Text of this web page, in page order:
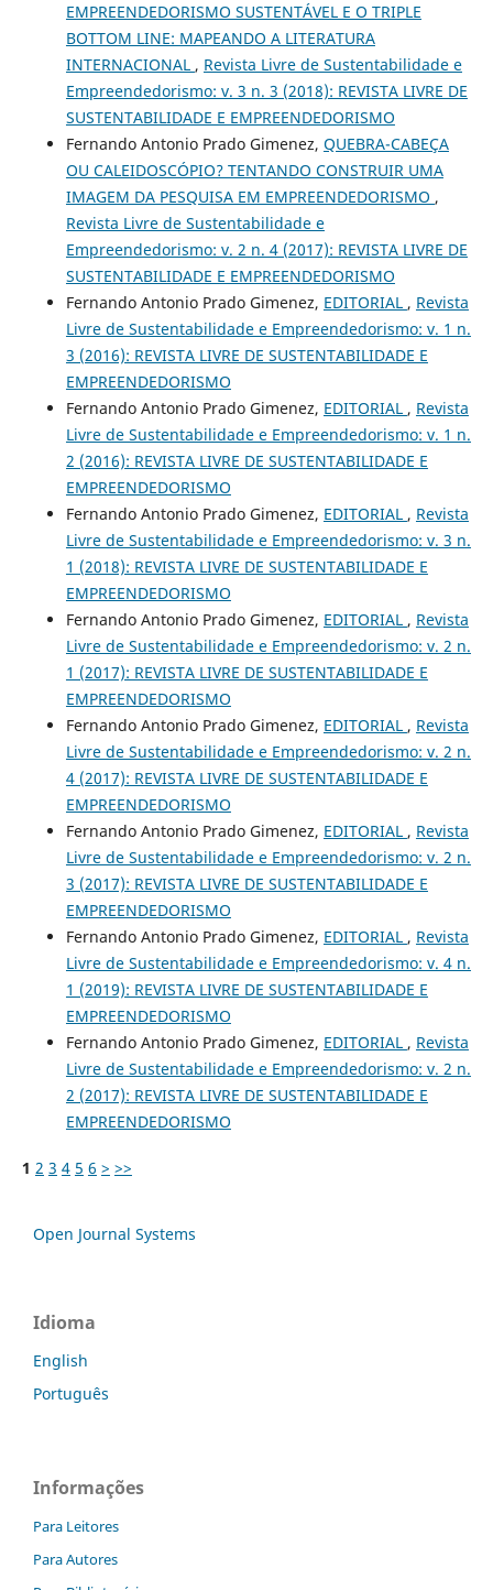
EMPREENDEDORISMO SUSTENTÁVEL E O TRIPLE
BOTTOM LINE: MAPEANDO A LITERATURA
INTERNACIONAL , Revista Livre de Sustentabilidade e
Empreendedorismo: v. 3 n. 3 (2018): REVISTA LIVRE DE
SUSTENTABILIDADE E EMPREENDEDORISMO
Fernando Antonio Prado Gimenez, QUEBRA-CABEÇA
OU CALEIDOSCÓPIO? TENTANDO CONSTRUIR UMA
IMAGEM DA PESQUISA EM EMPREENDEDORISMO ,
Revista Livre de Sustentabilidade e
Empreendedorismo: v. 2 n. 4 (2017): REVISTA LIVRE DE
SUSTENTABILIDADE E EMPREENDEDORISMO
Fernando Antonio Prado Gimenez, EDITORIAL , Revista
Livre de Sustentabilidade e Empreendedorismo: v. 1 n.
3 (2016): REVISTA LIVRE DE SUSTENTABILIDADE E
EMPREENDEDORISMO
Fernando Antonio Prado Gimenez, EDITORIAL , Revista
Livre de Sustentabilidade e Empreendedorismo: v. 1 n.
2 (2016): REVISTA LIVRE DE SUSTENTABILIDADE E
EMPREENDEDORISMO
Fernando Antonio Prado Gimenez, EDITORIAL , Revista
Livre de Sustentabilidade e Empreendedorismo: v. 3 n.
1 (2018): REVISTA LIVRE DE SUSTENTABILIDADE E
EMPREENDEDORISMO
Fernando Antonio Prado Gimenez, EDITORIAL , Revista
Livre de Sustentabilidade e Empreendedorismo: v. 2 n.
1 (2017): REVISTA LIVRE DE SUSTENTABILIDADE E
EMPREENDEDORISMO
Fernando Antonio Prado Gimenez, EDITORIAL , Revista
Livre de Sustentabilidade e Empreendedorismo: v. 2 n.
4 (2017): REVISTA LIVRE DE SUSTENTABILIDADE E
EMPREENDEDORISMO
Fernando Antonio Prado Gimenez, EDITORIAL , Revista
Livre de Sustentabilidade e Empreendedorismo: v. 2 n.
3 (2017): REVISTA LIVRE DE SUSTENTABILIDADE E
EMPREENDEDORISMO
Fernando Antonio Prado Gimenez, EDITORIAL , Revista
Livre de Sustentabilidade e Empreendedorismo: v. 4 n.
1 (2019): REVISTA LIVRE DE SUSTENTABILIDADE E
EMPREENDEDORISMO
Fernando Antonio Prado Gimenez, EDITORIAL , Revista
Livre de Sustentabilidade e Empreendedorismo: v. 2 n.
2 (2017): REVISTA LIVRE DE SUSTENTABILIDADE E
EMPREENDEDORISMO
1 2 3 4 5 6 > >>
Open Journal Systems
Idioma
English
Português
Informações
Para Leitores
Para Autores